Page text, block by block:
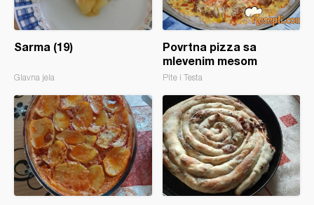
Sarma (19)
Glavna jela
Povrtna pizza sa
mlevenim mesom
Pite i Testa